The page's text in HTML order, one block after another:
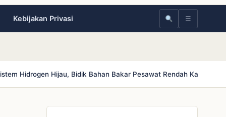
Kebijakan Privasi ☰
Hidrogen Hijau, Bidik Bahan Bakar Pesawat Rendah Karbon